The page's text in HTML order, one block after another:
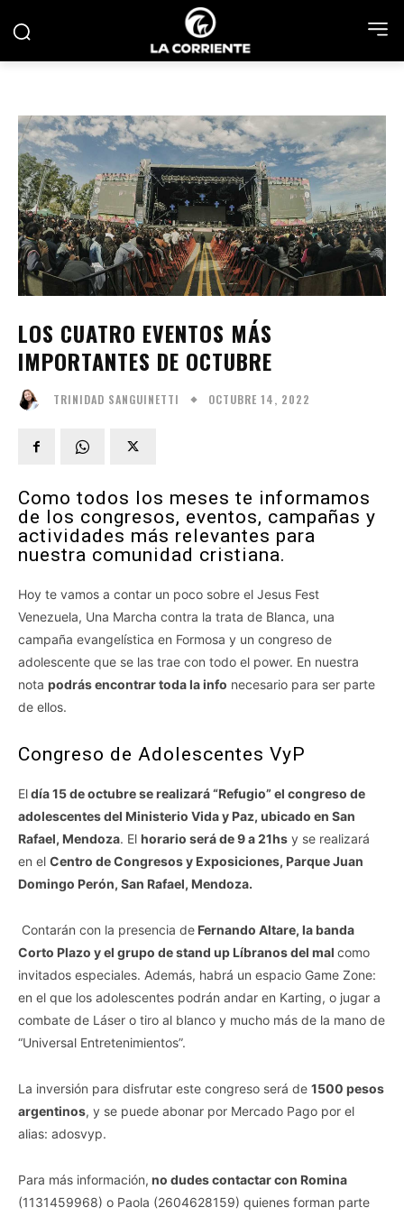
LOS CUATRO EVENTOS MÁS
IMPORTANTES DE OCTUBRE
TRINIDAD SANGUINETTI OCTUBRE 14, 2022
Como todos los meses te informamos
de los congresos, eventos, campañas y
actividades más relevantes para
nuestra comunidad cristiana.
Hoy te vamos a contar un poco sobre el Jesus Fest
Venezuela, Una Marcha contra la trata de Blanca, una
campaña evangelística en Formosa y un congreso de
adolescente que se las trae con todo el power. En nuestra
nota podrás encontrar toda la info necesario para ser parte
de ellos.
Congreso de Adolescentes VyP
Eldía 15 de octubre se realizará “Refugio” el congreso de
adolescentes del Ministerio Vida y Paz, ubicado en San
Rafael, Mendoza. El horario será de 9 a 21hs y se realizará
en el Centro de Congresos y Exposiciones, Parque Juan
Domingo Perón, San Rafael, Mendoza.
Contarán con la presencia de Fernando Altare, la banda
Corto Plazo y el grupo de stand up Líbranos del mal como
invitados especiales. Además, habrá un espacio Game Zone:
en el que los adolescentes podrán andar en Karting, o jugar a
combate de Láser o tiro al blanco y mucho más de la mano de
“Universal Entretenimientos”.
La inversión para disfrutar este congreso será de 1500 pesos
argentinos, y se puede abonar por Mercado Pago por el
alias: adosvyp.
Para más información, no dudes contactar con Romina
(1131459968) o Paola (2604628159) quienes forman parte